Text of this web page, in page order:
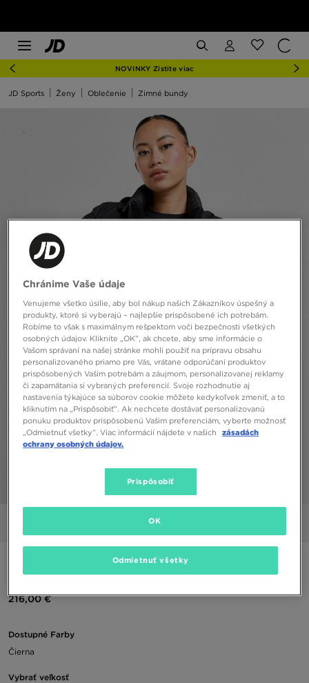
NOVINKY Zistite viac
JD Sports Ženy Oblečenie Zimné bundy
THE NORTH FACE NUPTSE 1996 JACKET
216,00 €
Dostupné Farby
Čierna
Vybrať veľkosť
Chránime Vaše údaje
Venujeme všetko úsilie, aby bol nákup našich Zákazníkov úspešný a
produkty, ktoré si vyberajú – najlepšie prispôsobené ich potrebám.
Robíme to však s maximálnym rešpektom voči bezpečnosti všetkých
osobných údajov. Kliknite „OK”, ak chcete, aby sme informácie o
Vašom správaní na našej stránke mohli použiť na prípravu obsahu
personalizovaného priamo pre Vás, vrátane odporúčaní produktov
prispôsobených Vašim potrebám a záujmom, personalizovanej reklamy
či zapamätania si vybraných preferencií. Svoje rozhodnutie aj
nastavenia týkajúce sa súborov cookie môžete kedykoľvek zmeniť, a to
kliknutím na „Prispôsobiť”. Ak nechcete dostávať personalizovanú
ponuku produktov prispôsobenú Vašim preferenciám, vyberte možnosť
„Odmietnuť všetky”. Viac informácií nájdete v našich
zásadách
ochrany osobných údajov.
Prispôsobiť
Odmietnuť všetky
OK